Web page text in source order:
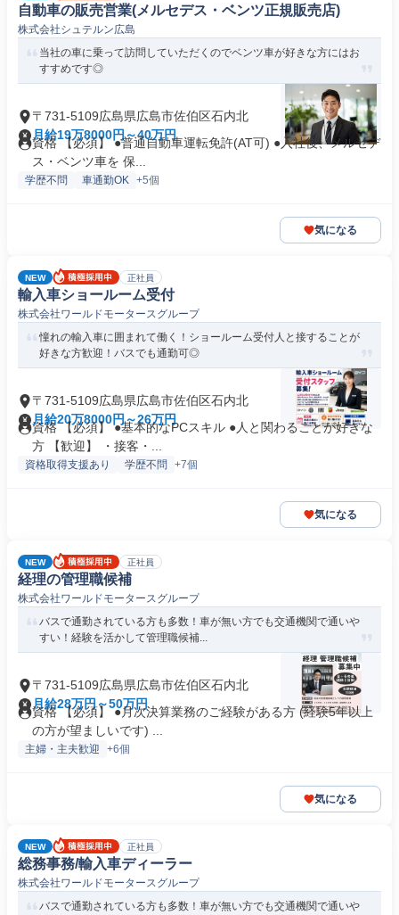
自動車の販売営業(メルセデス・ベンツ正規販売店)
株式会社シュテルン広島
当社の車に乗って訪問していただくのでベンツ車が好きな方にはお
すすめです◎
〒731-5109広島県広島市佐伯区石内北
月給19万8000円～40万円
資格 【必須】 ●普通自動車運転免許(AT可) ●入社後、メルセデ
ス・ベンツ車を 保...
学歴不問 車通勤OK +5個
気になる
NEW 正社員
輸入車ショールーム受付
株式会社ワールドモータースグループ
憧れの輸入車に囲まれて働く！ショールーム受付人と接することが
好きな方歓迎！バスでも通勤可◎
〒731-5109広島県広島市佐伯区石内北
月給20万8000円～26万円
資格 【必須】 ●基本的なPCスキル ●人と関わることが好きな
方 【歓迎】 ・接客・...
資格取得支援あり 学歴不問 +7個
気になる
NEW 正社員
経理の管理職候補
株式会社ワールドモータースグループ
バスで通勤されている方も多数！車が無い方でも交通機関で通いや
すい！経験を活かして管理職候補...
〒731-5109広島県広島市佐伯区石内北
月給28万円～50万円
資格 【必須】 ●月次決算業務のご経験がある方 (経験5年以上
の方が望ましいです) ...
主婦・主夫歓迎 +6個
気になる
NEW 正社員
総務事務/輸入車ディーラー
株式会社ワールドモータースグループ
バスで通勤されている方も多数！車が無い方でも交通機関で通いや